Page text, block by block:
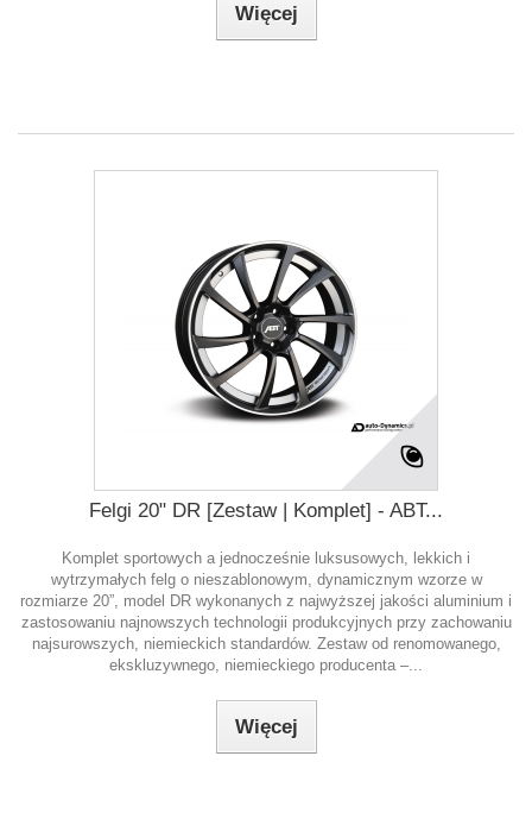
Więcej
Felgi 20" DR [Zestaw | Komplet] - ABT...
Komplet sportowych a jednocześnie luksusowych, lekkich i
wytrzymałych felg o nieszablonowym, dynamicznym wzorze w
rozmiarze 20”, model DR wykonanych z najwyższej jakości aluminium i
zastosowaniu najnowszych technologii produkcyjnych przy zachowaniu
najsurowszych, niemieckich standardów. Zestaw od renomowanego,
ekskluzywnego, niemieckiego producenta –...
Więcej